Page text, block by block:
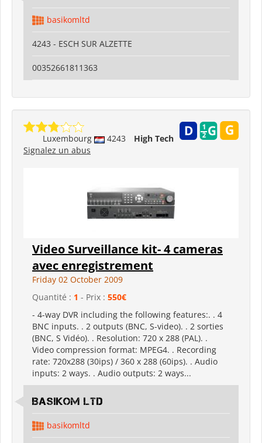
basikomltd
4243 - ESCH SUR ALZETTE
00352661811363
Luxembourg 4243
High Tech
Signalez un abus
Video Surveillance kit- 4 cameras
avec enregistrement
Friday 02 October 2009
Quantité : 1 - Prix : 550€
- 4-way DVR including the following features:. . 4
BNC inputs. . 2 outputs (BNC, S-video). . 2 sorties
(BNC, S Vidéo). . Resolution: 720 x 288 (PAL). .
Video compression format: MPEG4. . Recording
rate: 720x288 (30ips) / 360 x 288 (60ips). . Audio
inputs: 2 ways. . Audio outputs: 2 ways...
Basikom Ltd
basikomltd